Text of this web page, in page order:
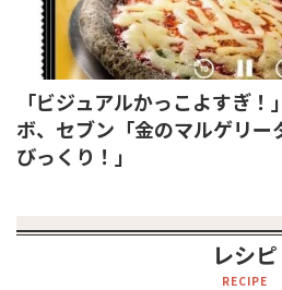
「ビジュアルかっこよすぎ
ボ、セブン「金のマルゲリー
びっくり！」
レシピ
RECIPE